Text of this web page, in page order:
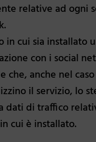
relative ad ogni
in cui sia installato
con i social
che, anche nel
il servizio, lo
dati di traffico
cui è installato.